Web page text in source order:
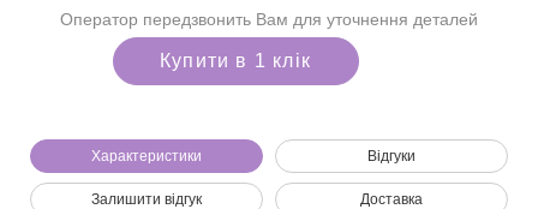
Оператор передзвонить Вам для уточнення деталей
Купити в 1 клік
Характеристики Відгуки
Залишити відгук Доставка